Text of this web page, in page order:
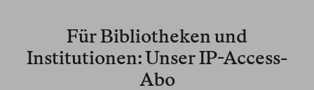
Für Bibliotheken und
Institutionen: Unser IP-Access-
Abo